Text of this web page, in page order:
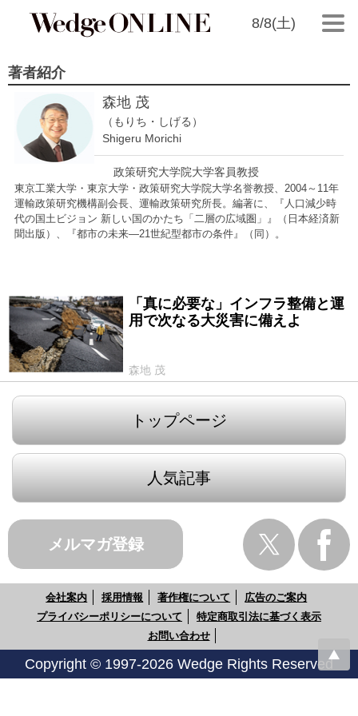
8/8(土)
著者紹介
森地 茂
（もりち・しげる）
Shigeru Morichi
政策研究大学院大学客員教授
東京工業大学・東京大学・政策研究大学院大学名誉教授、2004～11年
運輸政策研究機構副会長、運輸政策研究所長。編著に、『人口減少時
代の国土ビジョン 新しい国のかたち「二層の広域圏」』（日本経済新
聞出版）、『都市の未来―21世紀型都市の条件』（同）。
2021/03/01
「真に必要な」インフラ整備と運
用で次なる大災害に備えよ
森地 茂
トップページ
人気記事
メルマガ登録
会社案内 採用情報 著作権について
広告のご案内
プライバシーポリシーについて
特定商取引法に基づく表示
お問い合わせ
Copyright © 1997-2026 Wedge Rights Reserved